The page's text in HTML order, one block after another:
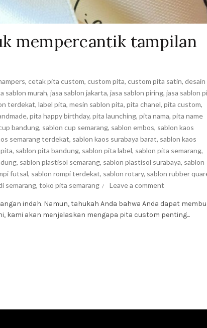
mempercantik tampilan
, cetak pita custom, custom pita, custom pita satin, desain
sablon murah, jasa sablon jakarta, jasa sablon piring, jasa sablon
terdekat, label pita, mesin sablon pita, pita chanel, pita custom,
, pita happy birthday, pita launching, pita nama, pita name
bandung, sablon cup semarang, sablon embos, sablon kaos
semarang terdekat, sablon kaos surabaya barat, sablon kaos
, sablon pita bandung, sablon pita label, sablon pita semarang,
, sablon plastisol semarang, sablon plastisol surabaya, sablon
futsal, sablon rompi terdekat, sablon rotary, sablon rubber
semarang, toko pita semarang Leave a comment
indah. Namun, tahukah Anda bahwa Anda dapat
kami akan menjelaskan mengapa pita custom penting...